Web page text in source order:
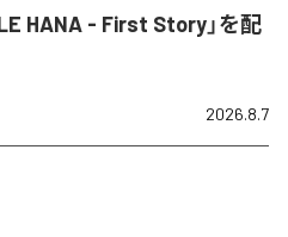
HANA - First Story」を配
2026.8.7